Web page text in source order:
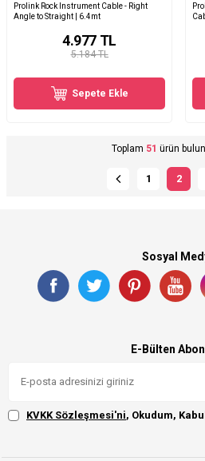
Prolink Rock Instrument Cable - Right
Angle to Straight | 6.4mt
5.184 TL
4.977 TL
Sepete Ekle
Toplam 51 ürün
1 2
Sosyal
E-Bülten
KVKK Sözleşmesi'ni, Okudum,